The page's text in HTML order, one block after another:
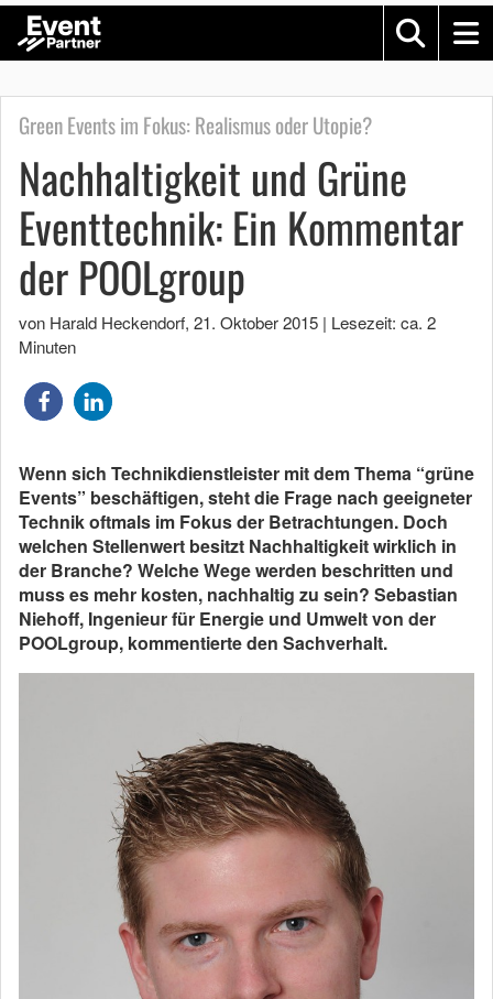
Green Events im Fokus: Realismus oder Utopie?
Nachhaltigkeit und Grüne
Eventtechnik: Ein Kommentar
der POOLgroup
von Harald Heckendorf, 21. Oktober 2015 | Lesezeit: ca. 2
Minuten
Wenn sich Technikdienstleister mit dem Thema “grüne
Events” beschäftigen, steht die Frage nach geeigneter
Technik oftmals im Fokus der Betrachtungen. Doch
welchen Stellenwert besitzt Nachhaltigkeit wirklich in
der Branche? Welche Wege werden beschritten und
muss es mehr kosten, nachhaltig zu sein? Sebastian
Niehoff, Ingenieur für Energie und Umwelt von der
POOLgroup, kommentierte den Sachverhalt.